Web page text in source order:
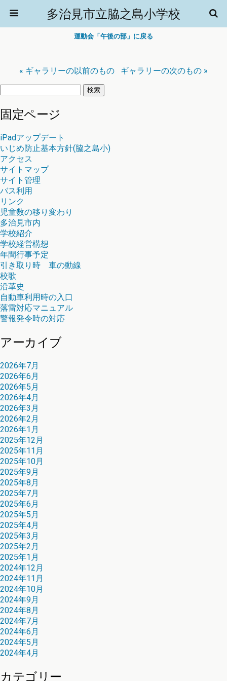
多治見市立脇之島小学校
運動会「午後の部」に戻る
« ギャラリーの以前のもの
ギャラリーの次のもの »
検
固定ページ
iPadアップデート
いじめ防止基本方針(脇之島小)
アクセス
サイトマップ
サイト管理
バス利用
リンク
児童数の移り変わり
多治見市内
学校紹介
学校経営構想
年間行事予定
引き取り時 車の動線
校歌
沿革史
自動車利用時の入口
落雷対応マニュアル
警報発令時の対応
アーカイブ
2026年7月
2026年6月
2026年5月
2026年4月
2026年3月
2026年2月
2026年1月
2025年12月
2025年11月
2025年10月
2025年9月
2025年8月
2025年7月
2025年6月
2025年5月
2025年4月
2025年3月
2025年2月
2025年1月
2024年12月
2024年11月
2024年10月
2024年9月
2024年8月
2024年7月
2024年6月
2024年5月
2024年4月
カテゴリー